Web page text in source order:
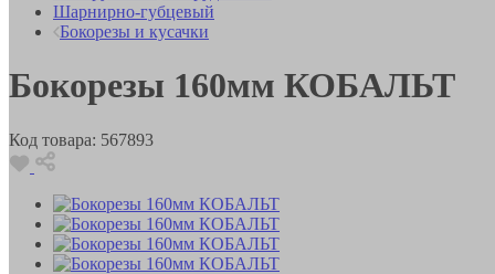
Шарнирно-губцевый
Бокорезы и кусачки
Бокорезы 160мм КОБАЛЬТ
Код товара: 567893